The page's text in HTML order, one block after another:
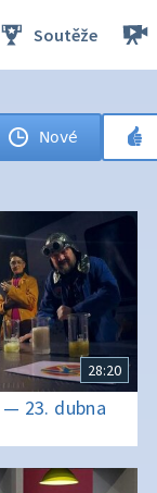
Soutěže
Nové
28:20
23. dubna